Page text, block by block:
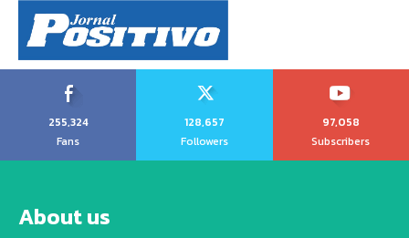
255,324
Fans
128,657
Followers
97,058
Subscribers
About us